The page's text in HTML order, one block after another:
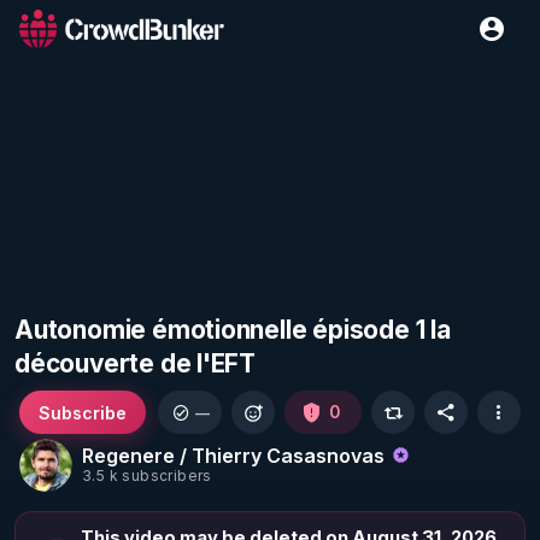
Autonomie émotionnelle épisode 1 la
découverte de l'EFT
Regenere / Thierry Casasnovas
3.5 k subscribers
Subscribe — 0